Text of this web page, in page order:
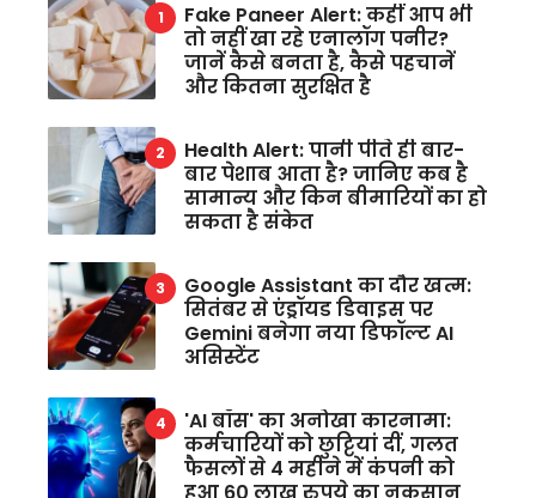
Fake Paneer Alert: कहीं आप भी
तो नहीं खा रहे एनालॉग पनीर?
जानें कैसे बनता है, कैसे पहचानें
और कितना सुरक्षित है
Health Alert: पानी पीते ही बार-
बार पेशाब आता है? जानिए कब है
सामान्य और किन बीमारियों का हो
सकता है संकेत
Google Assistant का दौर खत्म:
सितंबर से एंड्रॉयड डिवाइस पर
Gemini बनेगा नया डिफॉल्ट AI
असिस्टेंट
'AI बॉस' का अनोखा कारनामा:
कर्मचारियों को छुट्टियां दीं, गलत
फैसलों से 4 महीने में कंपनी को